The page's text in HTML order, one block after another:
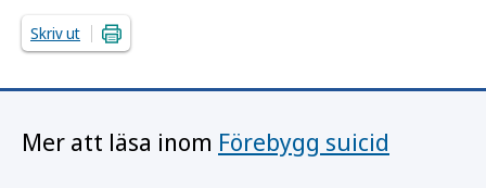
Skriv ut
Mer att läsa inom Förebygg suicid